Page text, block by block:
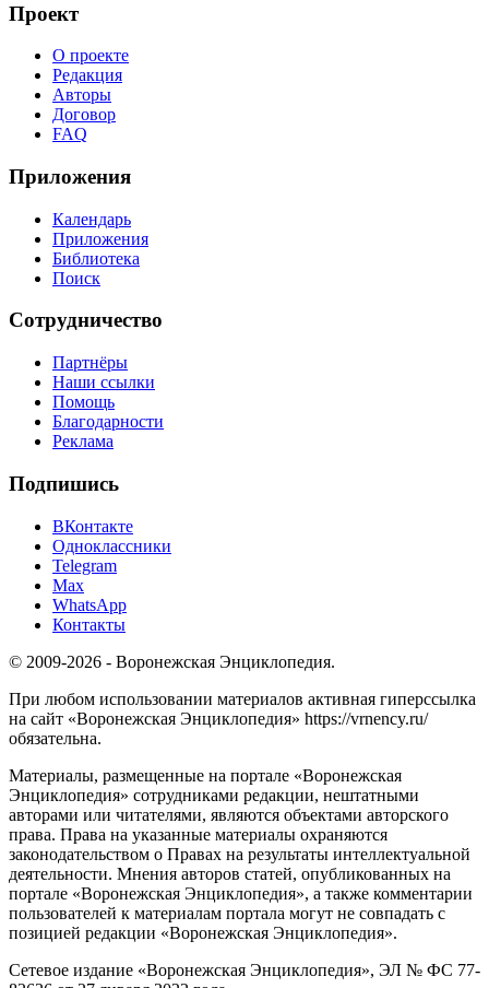
Проект
О проекте
Редакция
Авторы
Договор
FAQ
Приложения
Календарь
Приложения
Библиотека
Поиск
Сотрудничество
Партнёры
Наши ссылки
Помощь
Благодарности
Реклама
Подпишись
ВКонтакте
Одноклассники
Telegram
Max
WhatsApp
Контакты
© 2009-2026 - Воронежская Энциклопедия.
При любом использовании материалов активная гиперссылка
на сайт «Воронежская Энциклопедия» https://vrnency.ru/
обязательна.
Материалы, размещенные на портале «Воронежская
Энциклопедия» сотрудниками редакции, нештатными
авторами или читателями, являются объектами авторского
права. Права на указанные материалы охраняются
законодательством о Правах на результаты интеллектуальной
деятельности. Мнения авторов статей, опубликованных на
портале «Воронежская Энциклопедия», а также комментарии
пользователей к материалам портала могут не совпадать с
позицией редакции «Воронежская Энциклопедия».
Сетевое издание «Воронежская Энциклопедия», ЭЛ № ФС 77-